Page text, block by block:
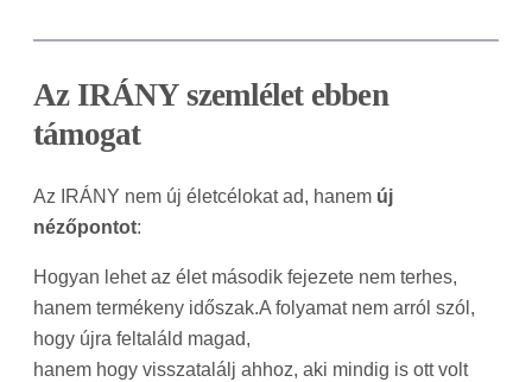
Az IRÁNY szemlélet ebben
támogat
Az IRÁNY nem új életcélokat ad, hanem új
nézőpontot:
Hogyan lehet az élet második fejezete nem terhes,
hanem termékeny időszak.A folyamat nem arról szól,
hogy újra feltaláld magad,
hanem hogy visszatalálj ahhoz, aki mindig is ott volt